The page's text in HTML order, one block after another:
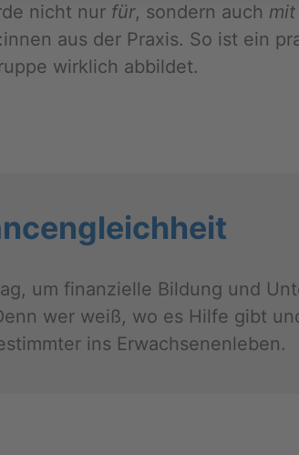
nicht nur für, son­dern auch mit
aus der Pra­xis. So ist ein
wirk­lich ab­bil­det.
um fi­nan­zi­el­le Bil­dung und
wer weiß, wo es Hilfe gibt
ins Er­wach­se­nen­le­ben.